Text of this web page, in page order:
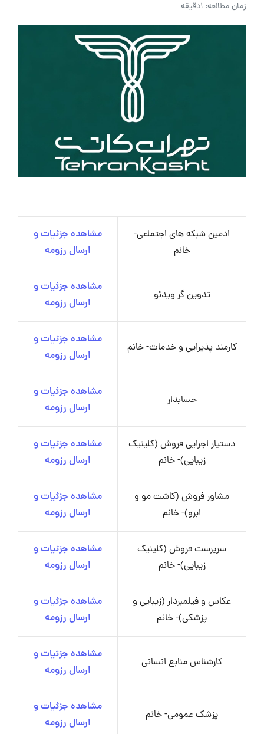
زمان مطالعه: 1دقیقه
ادمین شبکه های اجتماعی-
خانم
مشاهده جزئیات و
ارسال رزومه
تدوین گر ویدئو
مشاهده جزئیات و
ارسال رزومه
کارمند پذیرایی و خدمات- خانم
مشاهده جزئیات و
ارسال رزومه
حسابدار
مشاهده جزئیات و
ارسال رزومه
دستیار اجرایی فروش (کلینیک
زیبایی)- خانم
مشاهده جزئیات و
ارسال رزومه
مشاور فروش (کاشت مو و
ابرو)- خانم
مشاهده جزئیات و
ارسال رزومه
سرپرست فروش (کلینیک
زیبایی)- خانم
مشاهده جزئیات و
ارسال رزومه
عکاس و فیلمبردار (زیبایی و
پزشکی)- خانم
مشاهده جزئیات و
ارسال رزومه
کارشناس منابع انسانی
مشاهده جزئیات و
ارسال رزومه
پزشک عمومی- خانم
مشاهده جزئیات و
ارسال رزومه